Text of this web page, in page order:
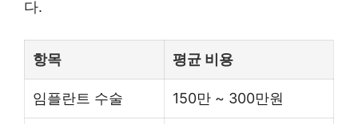
다.
항목 평균 비용
임플란트 수술 150만 ~ 300만원